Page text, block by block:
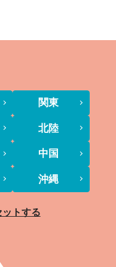
関東
北陸
中国
沖縄
トする